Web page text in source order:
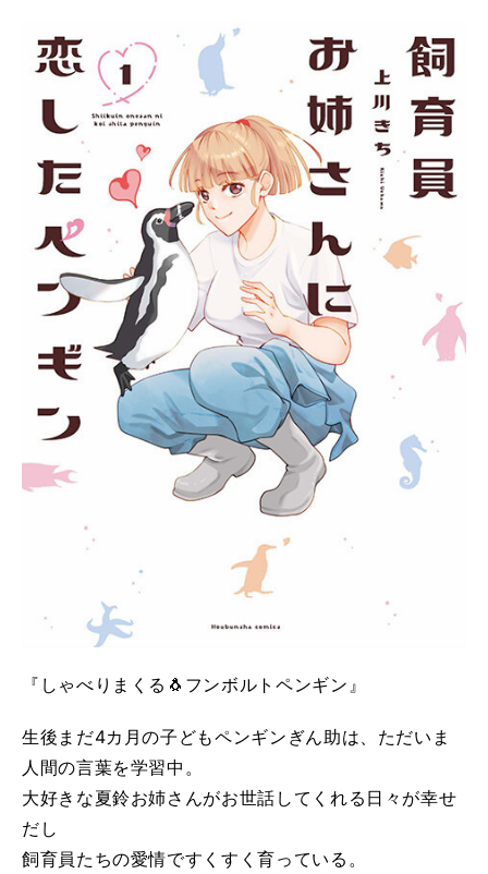
『しゃべりまくる🐧フンボルトペンギン』
生後まだ4カ月の子どもペンギンぎん助は、ただいま
人間の言葉を学習中。
大好きな夏鈴お姉さんがお世話してくれる日々が幸せ
だし
飼育員たちの愛情ですくすく育っている。